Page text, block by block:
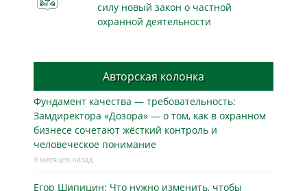
силу новый закон о частной
охранной деятельности
Авторская колонка
Фундамент качества — требовательность:
Замдиректора «Дозора» — о том, как в охранном
бизнесe сочетают жёсткий контроль и
человеческое понимание
9 месяцев назад
Егор Шипицин: Что нужно изменить, чтобы